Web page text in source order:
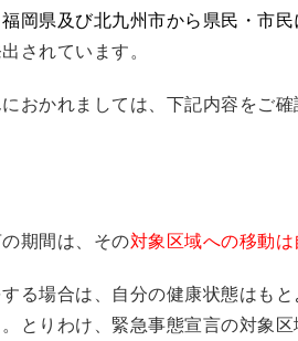
福岡県及び北九州市から県民・市民
されています。
おかれましては、下記内容をご
期間は、その対象区域への移動
る場合は、自分の健康状態はも
とりわけ、緊急事態宣言の対象